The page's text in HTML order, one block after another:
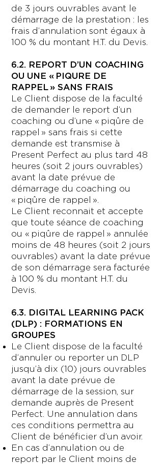
de 3 jours ouvrables avant le
démarrage de la prestation : les
frais d’annulation sont égaux à
100 % du montant H.T. du Devis.
6.2. REPORT D’UN COACHING
OU UNE « PIQURE DE
RAPPEL » SANS FRAIS
Le Client dispose de la faculté
de demander le report d’un
coaching ou d’une « piqûre de
rappel » sans frais si cette
demande est transmise à
Present Perfect au plus tard 48
heures (soit 2 jours ouvrables)
avant la date prévue de
démarrage du coaching ou
« piqûre de rappel ».
Le Client reconnait et accepte
que toute séance de coaching
ou « piqûre de rappel » annulée
moins de 48 heures (soit 2 jours
ouvrables) avant la date prévue
de son démarrage sera facturée
à 100 % du montant H.T. du
Devis.
6.3. DIGITAL LEARNING PACK
(DLP) : FORMATIONS EN
GROUPES
Le Client dispose de la faculté
d’annuler ou reporter un DLP
jusqu’à dix (10) jours ouvrables
avant la date prévue de
démarrage de la session, sur
demande auprès de Present
Perfect. Une annulation dans
ces conditions permettra au
Client de bénéficier d’un avoir.
En cas d’annulation ou de
report par le Client moins de